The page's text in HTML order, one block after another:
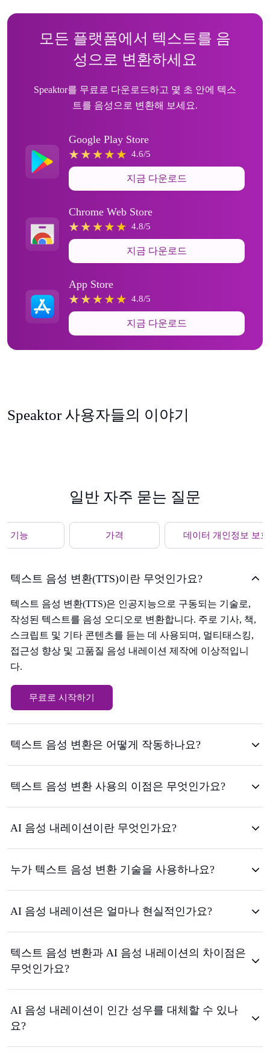
모든 플랫폼에서 텍스트를 음
성으로 변환하세요
Speaktor를 무료로 다운로드하고 몇 초 안에 텍스
트를 음성으로 변환해 보세요.
Google Play Store
4.6/5
지금 다운로드
Chrome Web Store
4.8/5
지금 다운로드
App Store
4.8/5
지금 다운로드
Speaktor 사용자들의 이야기
일반 자주 묻는 질문
기능 가격 데이터 개인정보 보호
텍스트 음성 변환(TTS)이란 무엇인가요?
텍스트 음성 변환(TTS)은 인공지능으로 구동되는 기술로,
작성된 텍스트를 음성 오디오로 변환합니다. 주로 기사, 책,
스크립트 및 기타 콘텐츠를 듣는 데 사용되며, 멀티태스킹,
접근성 향상 및 고품질 음성 내레이션 제작에 이상적입니
다.
무료로 시작하기
텍스트 음성 변환은 어떻게 작동하나요?
텍스트 음성 변환 사용의 이점은 무엇인가요?
AI 음성 내레이션이란 무엇인가요?
누가 텍스트 음성 변환 기술을 사용하나요?
AI 음성 내레이션은 얼마나 현실적인가요?
텍스트 음성 변환과 AI 음성 내레이션의 차이점은
무엇인가요?
AI 음성 내레이션이 인간 성우를 대체할 수 있나
요?